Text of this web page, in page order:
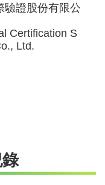
驗證股份有限公
Certification S
Ltd.